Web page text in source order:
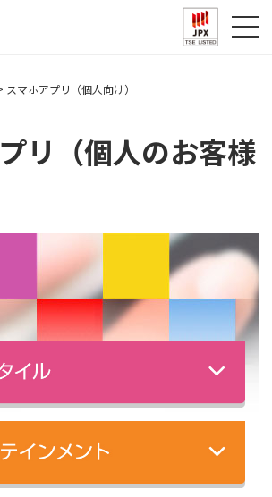
スマホアプリ（個人向け）
リ（個人のお客様